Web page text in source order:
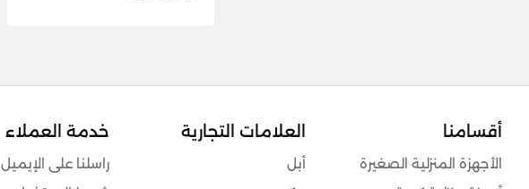
أقسامنا
الأجهزة المنزلية الصغيرة
العلامات التجارية
أبل
خدمة العملاء
راسلنا على الإيميل